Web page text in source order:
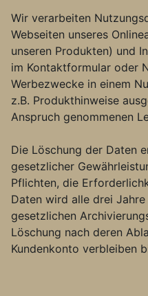
Wir verarbeiten
Webseiten unseres
unseren Produkten) und
im Kontaktformular oder
Werbezwecke in einem
z.B. Produkthinweise
Anspruch genommenen
Die Löschung der Daten
gesetzlicher
Pflichten, die
Daten wird alle drei
gesetzlichen
Löschung nach deren
Kundenkonto verbleiben